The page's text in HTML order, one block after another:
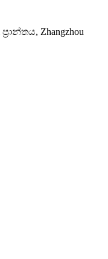
Zhangzhou